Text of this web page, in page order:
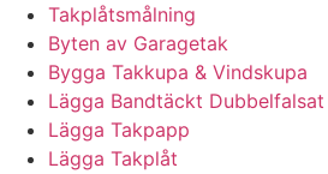
Takplåtsmålning
Byten av Garagetak
Bygga Takkupa & Vindskupa
Lägga Bandtäckt
Lägga Takpapp
Lägga Takplåt